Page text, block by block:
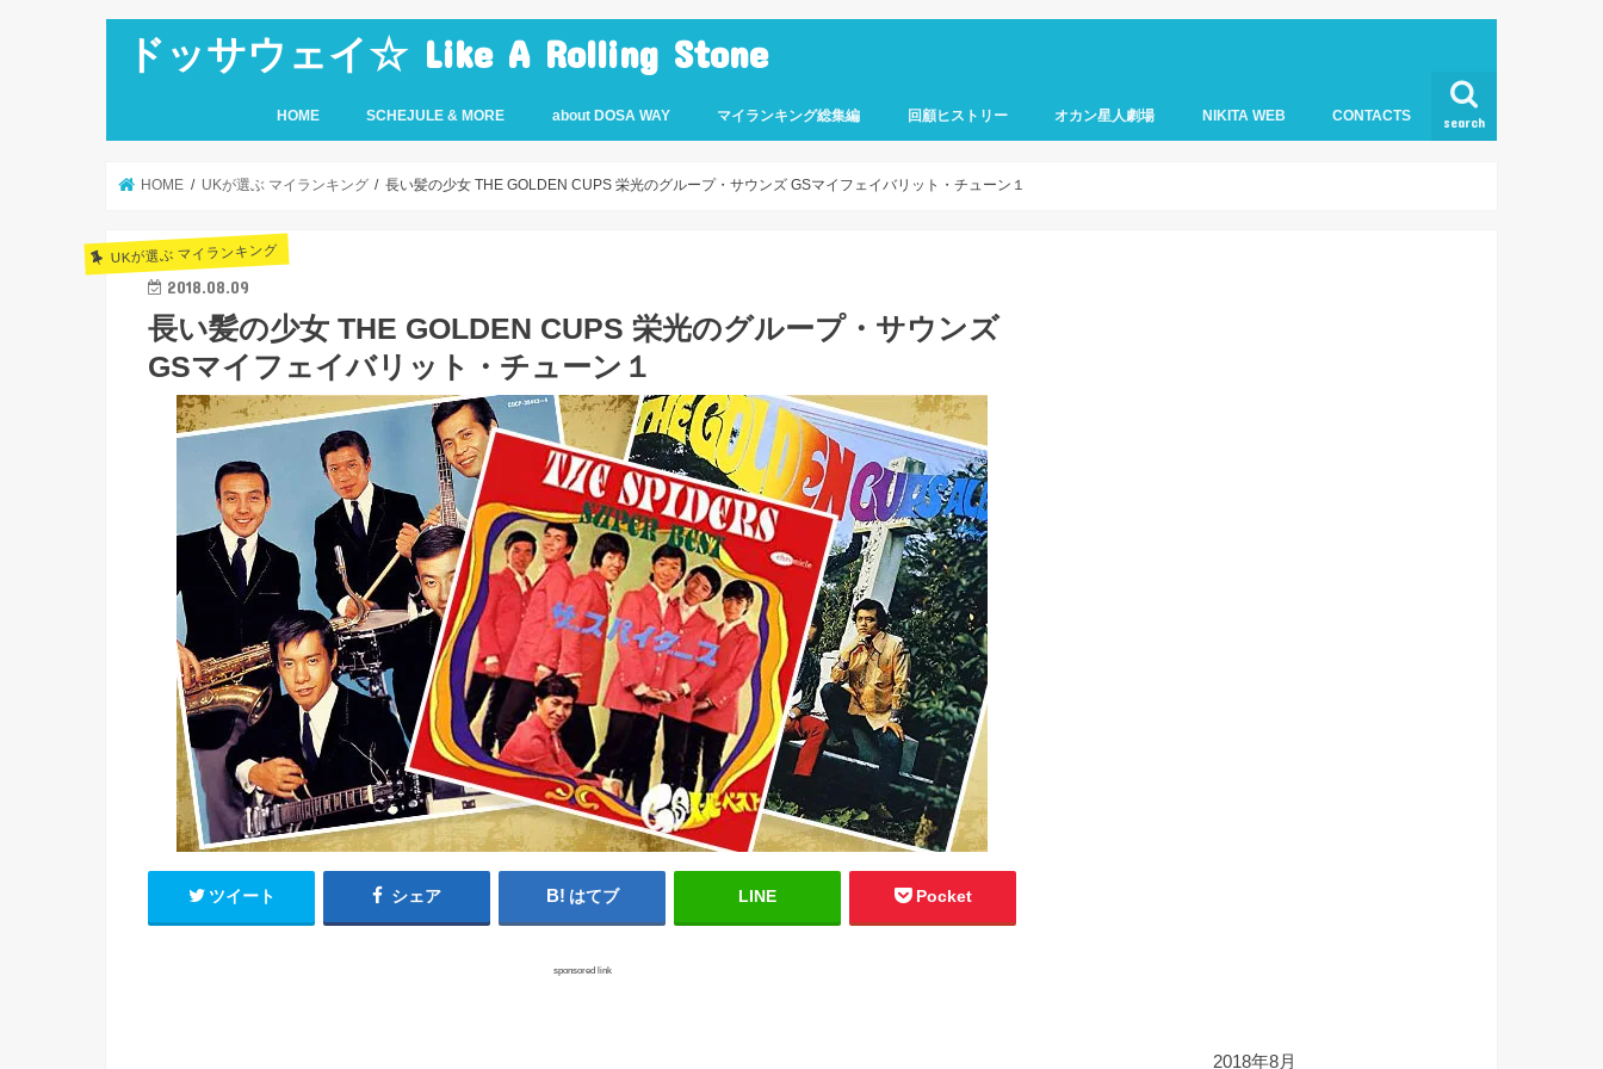
ドッサウェイ☆ Like A Rolling Stone
search
HOME SCHEJULE & MORE about DOSA WAY マイランキング総集編 回顧ヒストリー オカン星人劇場 NIKITA WEB CONTACTS
HOME UKが選ぶ マイランキング 長い髪の少女 THE GOLDEN CUPS 栄光のグループ・サウンズ GSマイフェイバリット・チューン１
UKが選ぶ マイランキング
2018.08.09
長い髪の少女 THE GOLDEN CUPS 栄光のグループ・サウンズ
GSマイフェイバリット・チューン１
ツイート シェア はてブ LINE Pocket
sponsored link
2018年8月